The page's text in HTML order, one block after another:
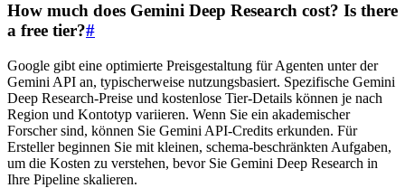
How much does Gemini Deep Research cost? Is there
a free tier?#
Google gibt eine optimierte Preisgestaltung für Agenten unter der
Gemini API an, typischerweise nutzungsbasiert. Spezifische Gemini
Deep Research-Preise und kostenlose Tier-Details können je nach
Region und Kontotyp variieren. Wenn Sie ein akademischer
Forscher sind, können Sie Gemini API-Credits erkunden. Für
Ersteller beginnen Sie mit kleinen, schema-beschränkten Aufgaben,
um die Kosten zu verstehen, bevor Sie Gemini Deep Research in
Ihre Pipeline skalieren.